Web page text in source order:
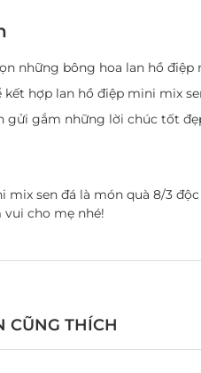
những bông hoa lan hồ
kết hợp lan hồ điệp mini mix
gửi gắm những lời chúc tốt
mix sen đá là món quà 8/3
cho mẹ nhé!
CŨNG THÍCH